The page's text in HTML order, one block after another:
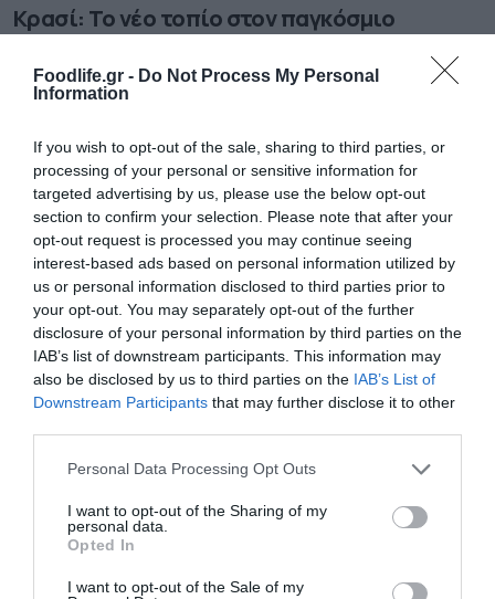
Foodlife.gr - Do Not Process My Personal
Information
If you wish to opt-out of the sale, sharing to third parties, or
processing of your personal or sensitive information for
targeted advertising by us, please use the below opt-out
section to confirm your selection. Please note that after your
opt-out request is processed you may continue seeing
interest-based ads based on personal information utilized by
us or personal information disclosed to third parties prior to
your opt-out. You may separately opt-out of the further
disclosure of your personal information by third parties on the
IAB’s list of downstream participants. This information may
also be disclosed by us to third parties on the IAB’s List of
Downstream Participants that may further disclose it to other
Please note that this website/app uses one or more Google
not limited to your visit or usage behaviour. You may click to
grant or deny consent to Google and its third-party tags to
use your data for below specified purposes in below Google
consent section.
Personal Data Processing Opt Outs
I want to opt-out of the Sharing of my
personal data.
Opted In
I want to opt-out of the Sale of my
Κρασί: Το νέο τοπίο στον παγκόσμιο
αμπελώνα – Η στροφή στις λευκές ποικιλίες
Πώς αλλάζει η εικόνα στις παραγωγικές εκτάσεις
διεθνώς
19.05.2026
Μειωμένη 2,7% η παγκόσμια κατανάλωση
κρασιού το 2025
Ποιες χώρες έδειξαν ανθεκτικότητα